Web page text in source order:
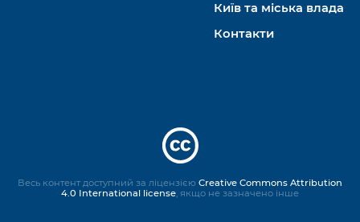
Київ та міська влада
Контакти
Весь контент доступний за ліцензією Creative Commons Attribution
4.0 International license, якщо не зазначено інше